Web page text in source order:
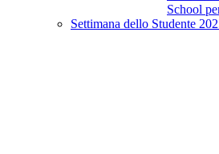
School
Settimana dello Studente